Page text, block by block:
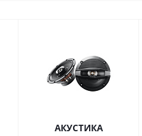
АКУСТИКА